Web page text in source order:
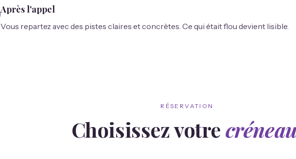
Après l'appel
Vous repartez avec des pistes claires et concrètes. Ce qui était flou devient lisible.
RÉSERVATION
Choisissez votre